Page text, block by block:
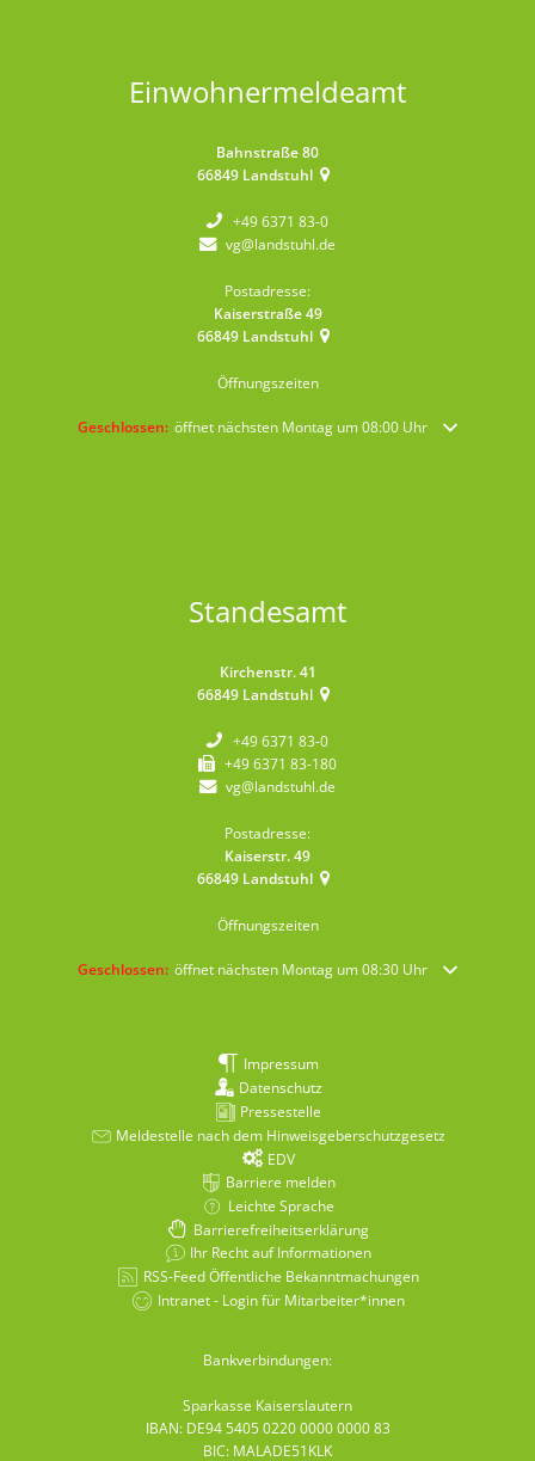
Einwohnermeldeamt
Bahnstraße 80
66849 Landstuhl
+49 6371 83-0
vg@landstuhl.de
Postadresse:
Kaiserstraße 49
66849 Landstuhl
Öffnungszeiten
Klicken, um weitere Öffnungs- oder Schließzeiten auszublenden
Geschlossen: öffnet nächsten Montag um 08:00 Uhr
Standesamt
Kirchenstr. 41
66849 Landstuhl
+49 6371 83-0
+49 6371 83-180
vg@landstuhl.de
Postadresse:
Kaiserstr. 49
66849 Landstuhl
Öffnungszeiten
Klicken, um weitere Öffnungs- oder Schließzeiten auszublenden
Geschlossen: öffnet nächsten Montag um 08:30 Uhr
Impressum
Datenschutz
Pressestelle
Meldestelle nach dem Hinweisgeberschutzgesetz
EDV
Barriere melden
Leichte Sprache
Barrierefreiheitserklärung
Ihr Recht auf Informationen
RSS-Feed Öffentliche Bekanntmachungen
Intranet - Login für Mitarbeiter*innen
Bankverbindungen:
Sparkasse Kaiserslautern
IBAN: DE94 5405 0220 0000 0000 83
BIC: MALADE51KLK